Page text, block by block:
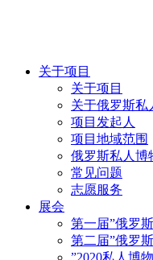
关于项目
关于项目
关于俄罗斯私
项目发起人
项目地域范围
俄罗斯私人博
常见问题
志愿服务
展会
第一届”俄罗
第二届”俄罗
”2020私人博